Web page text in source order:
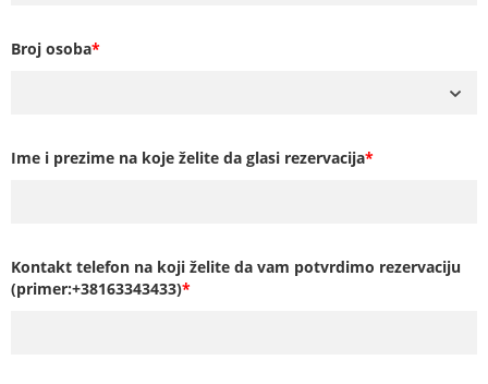
Broj osoba*
Ime i prezime na koje želite da glasi rezervacija*
Kontakt telefon na koji želite da vam potvrdimo rezervaciju
(primer:+38163343433)*